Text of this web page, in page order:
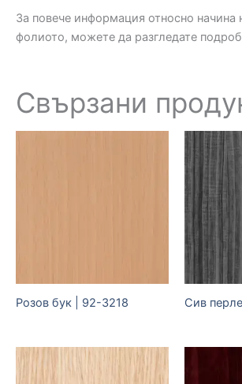
За повече информация относно начина
фолиото, можете да разгледате
Свързани
Розов бук | 92-3218 Сив